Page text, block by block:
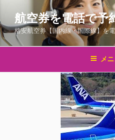
テ
ン
ス
航空券を電話で予
格安航空券【国内線・国際線】を
メ